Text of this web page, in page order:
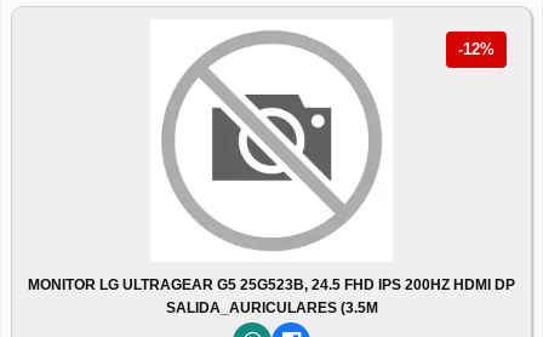
-12%
MONITOR LG ULTRAGEAR G5 25G523B, 24.5 FHD IPS 200HZ HDMI DP
SALIDA_AURICULARES (3.5M